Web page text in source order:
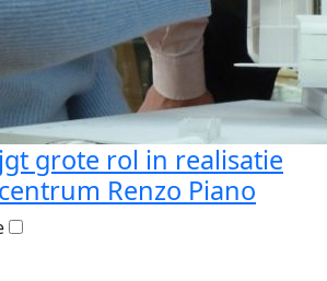
grote rol in realisatie
Renzo Piano